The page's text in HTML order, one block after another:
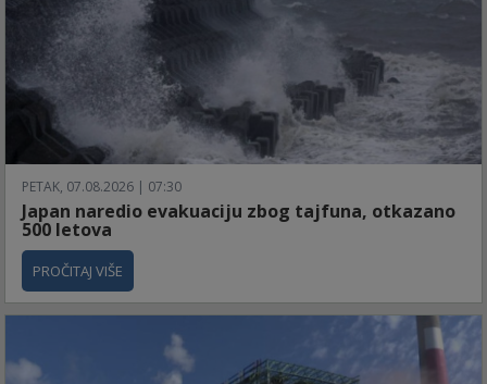
PETAK, 07.08.2026 | 07:30
Japan naredio evakuaciju zbog tajfuna, otkazano
500 letova
PROČITAJ VIŠE